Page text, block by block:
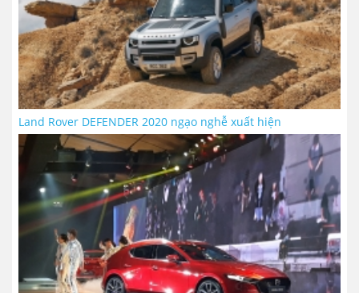
Land Rover DEFENDER 2020 ngạo nghễ xuất hiện